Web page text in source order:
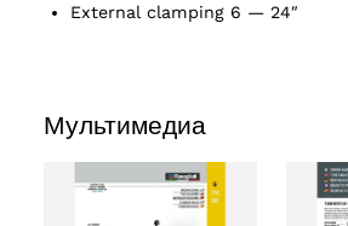
External clamping 6 — 24″
Мультимедиа